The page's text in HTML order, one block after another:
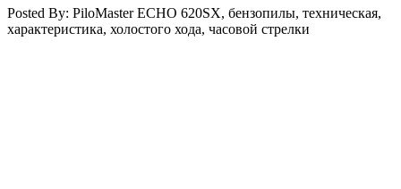
Posted By: PiloMaster ECHO 620SX, бензопилы, техническая,
характеристика, холостого хода, часовой стрелки